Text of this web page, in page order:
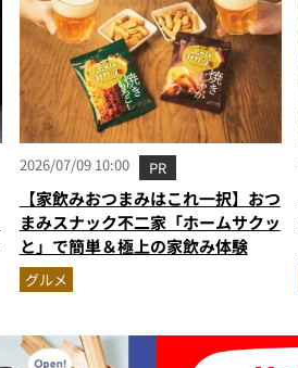
2026/07/09 10:00 PR
【家飲みおつまみはこれ一択】おつ
まみスナック不二家「ホームサクッ
と」で簡単＆極上の家飲み体験
グルメ